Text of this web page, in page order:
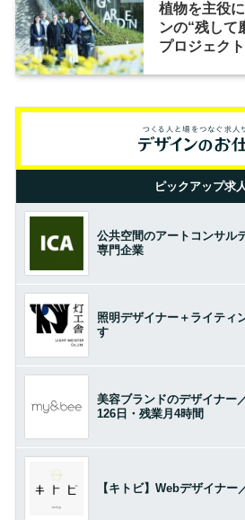
植物を主役
ンの“残して
プロジェクト
ピックアップ求人
公共空間のアートコンサル
専門企業
照明デザイナー＋ライティ
す
美容ブランドのデザイナー
126日・残業月4時間
【キトビ】Webデザイナ